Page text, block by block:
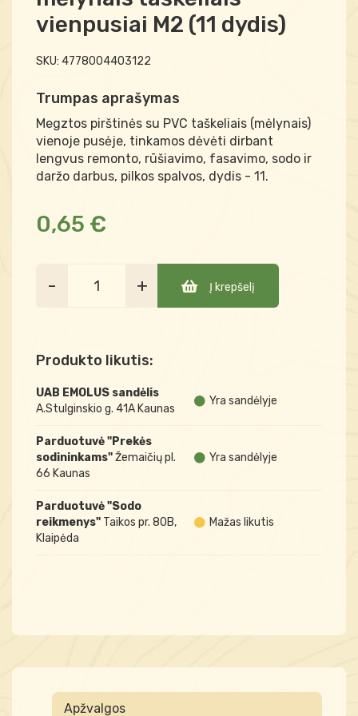
vienpusiai M2 (11 dydis)
SKU: 4778004403122
Trumpas aprašymas
Megztos pirštinės su PVC taškeliais (mėlynais)
vienoje pusėje, tinkamos dėvėti dirbant
lengvus remonto, rūšiavimo, fasavimo, sodo ir
daržo darbus, pilkos spalvos, dydis - 11.
0,65 €
- + Į krepšelį
Produkto likutis:
UAB EMOLUS sandėlis
A.Stulginskio g. 41A Kaunas
Yra sandėlyje
Parduotuvė "Prekės
sodininkams"Žemaičių pl.
66 Kaunas
Yra sandėlyje
Parduotuvė "Sodo
reikmenys" Taikos pr. 80B,
Klaipėda
Mažas likutis
Apžvalgos